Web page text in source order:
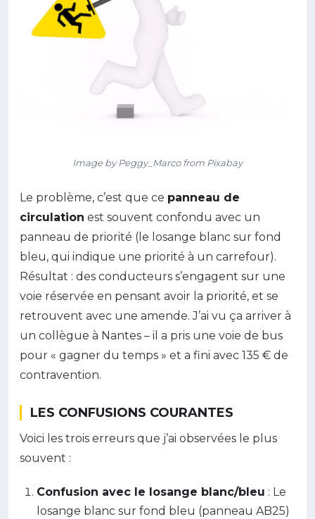
Image by Peggy_Marco from Pixabay
Le problème, c’est que ce panneau de
circulation est souvent confondu avec un
panneau de priorité (le losange blanc sur fond
bleu, qui indique une priorité à un carrefour).
Résultat : des conducteurs s’engagent sur une
voie réservée en pensant avoir la priorité, et se
retrouvent avec une amende. J’ai vu ça arriver à
un collègue à Nantes – il a pris une voie de bus
pour « gagner du temps » et a fini avec 135 € de
contravention.
LES CONFUSIONS COURANTES
Voici les trois erreurs que j’ai observées le plus
souvent :
Confusion avec le losange blanc/bleu : Le
losange blanc sur fond bleu (panneau AB25)